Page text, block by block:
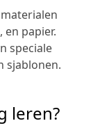
papier.
speciale
sjablonen.
leren?